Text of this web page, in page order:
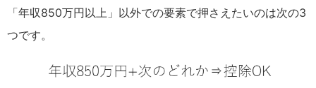
「年収850万円以上」以外での要素で押さえたいのは次の3
つです。